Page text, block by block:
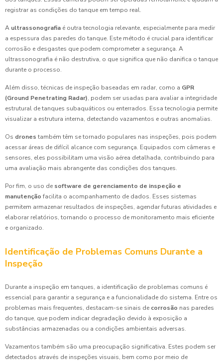
registrar as condições do tanque em tempo real.
A ultrassonografia é outra tecnologia relevante, especialmente para medir
a espessura das paredes do tanque. Este método é crucial para identificar
corrosão e desgastes que podem comprometer a segurança. A
ultrassonografia é não destrutiva, o que significa que não danifica o tanque
durante o processo.
Além disso, técnicas de inspeção baseadas em radar, como a GPR
(Ground Penetrating Radar), podem ser usadas para avaliar a integridade
estrutural de tanques subaquáticos ou enterrados. Essa tecnologia permite
visualizar a estrutura interna, detectando vazamentos e outras anomalias.
Os drones também têm se tornado populares nas inspeções, pois podem
acessar áreas de difícil alcance com segurança. Equipados com câmeras e
sensores, eles possibilitam uma visão aérea detalhada, contribuindo para
uma avaliação mais abrangente das condições dos tanques.
Por fim, o uso de software de gerenciamento de inspeção e
manutenção facilita o acompanhamento de dados. Esses sistemas
permitem armazenar resultados de inspeções, agendar futuras atividades e
elaborar relatórios, tornando o processo de monitoramento mais eficiente
e organizado.
Identificação de Problemas Comuns Durante a
Inspeção
Durante a inspeção em tanques, a identificação de problemas comuns é
essencial para garantir a segurança e a funcionalidade do sistema. Entre os
problemas mais frequentes, destacam-se sinais de corrosão nas paredes
do tanque, que podem indicar degradação devido à exposição a
substâncias armazenadas ou a condições ambientais adversas.
Vazamentos também são uma preocupação significativa. Estes podem ser
detectados através de inspeções visuais, bem como por meio de